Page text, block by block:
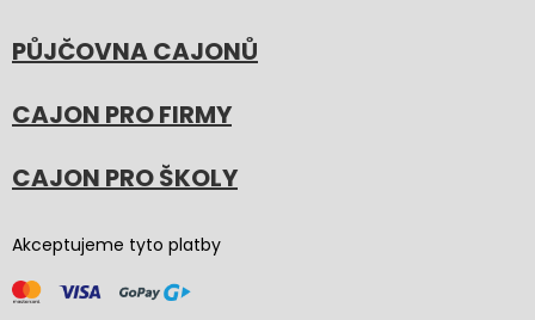
PŮJČOVNA CAJONŮ
CAJON PRO FIRMY
CAJON PRO ŠKOLY
Akceptujeme tyto platby